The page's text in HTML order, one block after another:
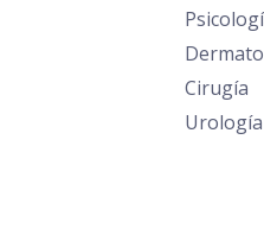
Cirugía
Urología